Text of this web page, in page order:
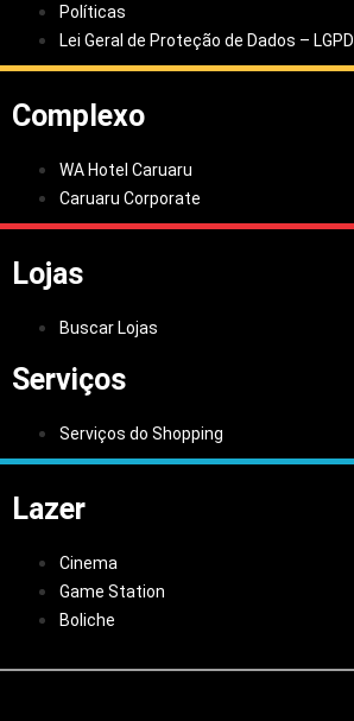
Políticas
Lei Geral de Proteção de Dados – LGPD
Complexo
WA Hotel Caruaru
Caruaru Corporate
Lojas
Buscar Lojas
Serviços
Serviços do Shopping
Lazer
Cinema
Game Station
Boliche